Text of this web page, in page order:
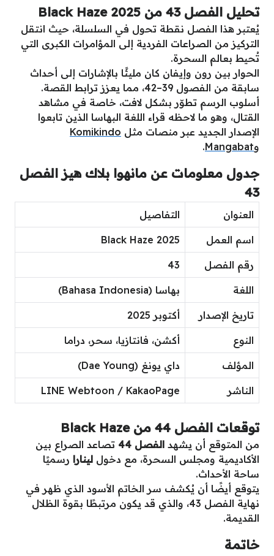
تحليل الفصل 43 من Black Haze 2025
يُعتبر هذا الفصل نقطة تحول في السلسلة، حيث انتقل
التركيز من الصراعات الفردية إلى المؤامرات الكبرى التي
تُحيط بعالم السحرة.
الحوار بين رون وإيفان كان مليئًا بالإشارات إلى أحداث
سابقة من الفصول 39–42، مما يعزز ترابط القصة.
أسلوب الرسم تطوّر بشكل لافت، خاصة في مشاهد
القتال، وهو ما لاحظه قراء اللغة البهاسا الذين تابعوا
الإصدار الجديد عبر منصات مثل Komikindo
وMangabat
.
جدول معلومات عن مانهوا بلاك هيز الفصل
43
العنوان التفاصيل
اسم العمل Black Haze 2025
رقم الفصل 43
اللغة بهاسا (Bahasa Indonesia)
تاريخ الإصدار أكتوبر 2025
النوع أكشن، فانتازيا، سحر، دراما
المؤلف داي يونغ (Dae Young)
الناشر LINE Webtoon / KakaoPage
توقعات الفصل 44 من Black Haze
من المتوقع أن يشهد الفصل 44
تصاعد الصراع بين
الأكاديمية ومجلس السحرة، مع دخول لينارا رسميًا
ساحة الأحداث.
يتوقع أيضًا أن يُكشف سر الخاتم الأسود الذي ظهر في
نهاية الفصل 43، والذي قد يكون مرتبطًا بقوة الظلال
القديمة.
خاتمة